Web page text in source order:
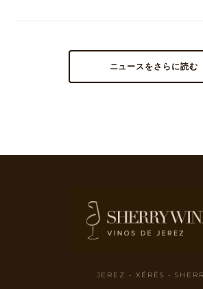
ニュースをさらに読む
JEREZ - XÉRÈS -